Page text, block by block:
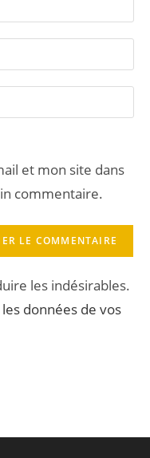
et mon site dans
commentaire.
les indésirables.
données de vos